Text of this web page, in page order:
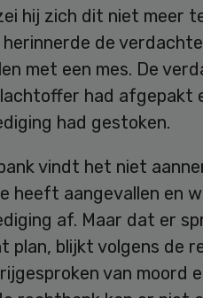
hij zich dit niet meer
de
met een mes. De
had afgepakt
had gestoken.
vindt het niet
heeft aangevallen en
af. Maar dat er
plan, blijkt volgens de
van moord